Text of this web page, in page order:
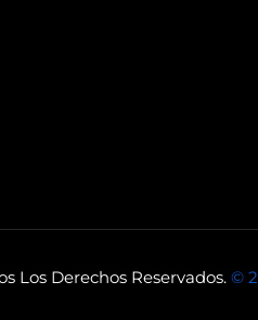
Los Derechos Reservados. ©